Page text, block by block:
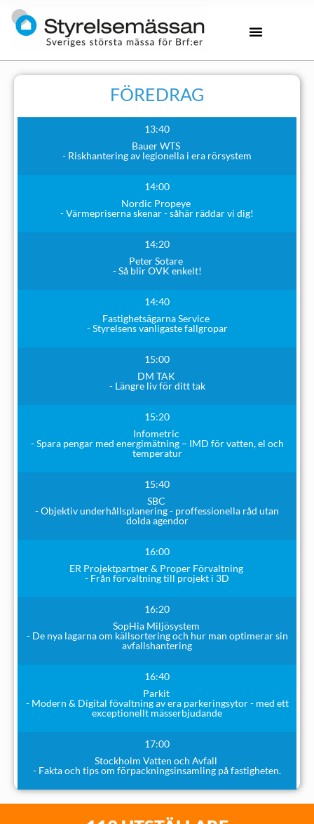
FÖREDRAG
13:40
Bauer WTS
- Riskhantering av legionella i era rörsystem
14:00
Nordic Propeye
- Värmepriserna skenar - såhär räddar vi dig!
14:20
Peter Sotare
- Så blir OVK enkelt!
14:40
Fastighetsägarna Service
- Styrelsens vanligaste fallgropar
15:00
DM TAK
- Längre liv för ditt tak
15:20
Infometric
- Spara pengar med energimätning – IMD för vatten, el och
temperatur
15:40
SBC
- Objektiv underhållsplanering - proffessionella råd utan
dolda agendor
16:00
ER Projektpartner & Proper Förvaltning
- Från förvaltning till projekt i 3D
16:20
SopHia Miljösystem
- De nya lagarna om källsortering och hur man optimerar sin
avfallshantering
16:40
Parkit
- Modern & Digital fövaltning av era parkeringsytor - med ett
exceptionellt mässerbjudande
17:00
Stockholm Vatten och Avfall
- Fakta och tips om förpackningsinsamling på fastigheten.